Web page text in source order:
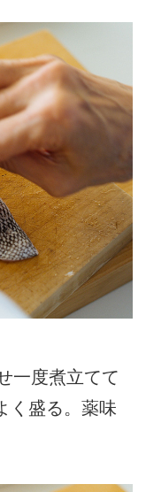
一度煮立てて
く盛る。薬味